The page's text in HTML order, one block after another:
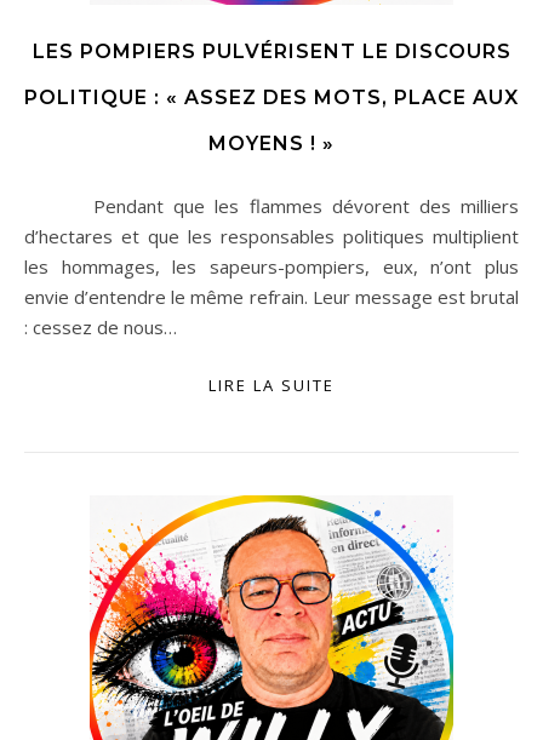
LES POMPIERS PULVÉRISENT LE DISCOURS
POLITIQUE : « ASSEZ DES MOTS, PLACE AUX
MOYENS ! »
Pendant que les flammes dévorent des milliers
d’hectares et que les responsables politiques multiplient
les hommages, les sapeurs-pompiers, eux, n’ont plus
envie d’entendre le même refrain. Leur message est brutal
: cessez de nous…
LIRE LA SUITE